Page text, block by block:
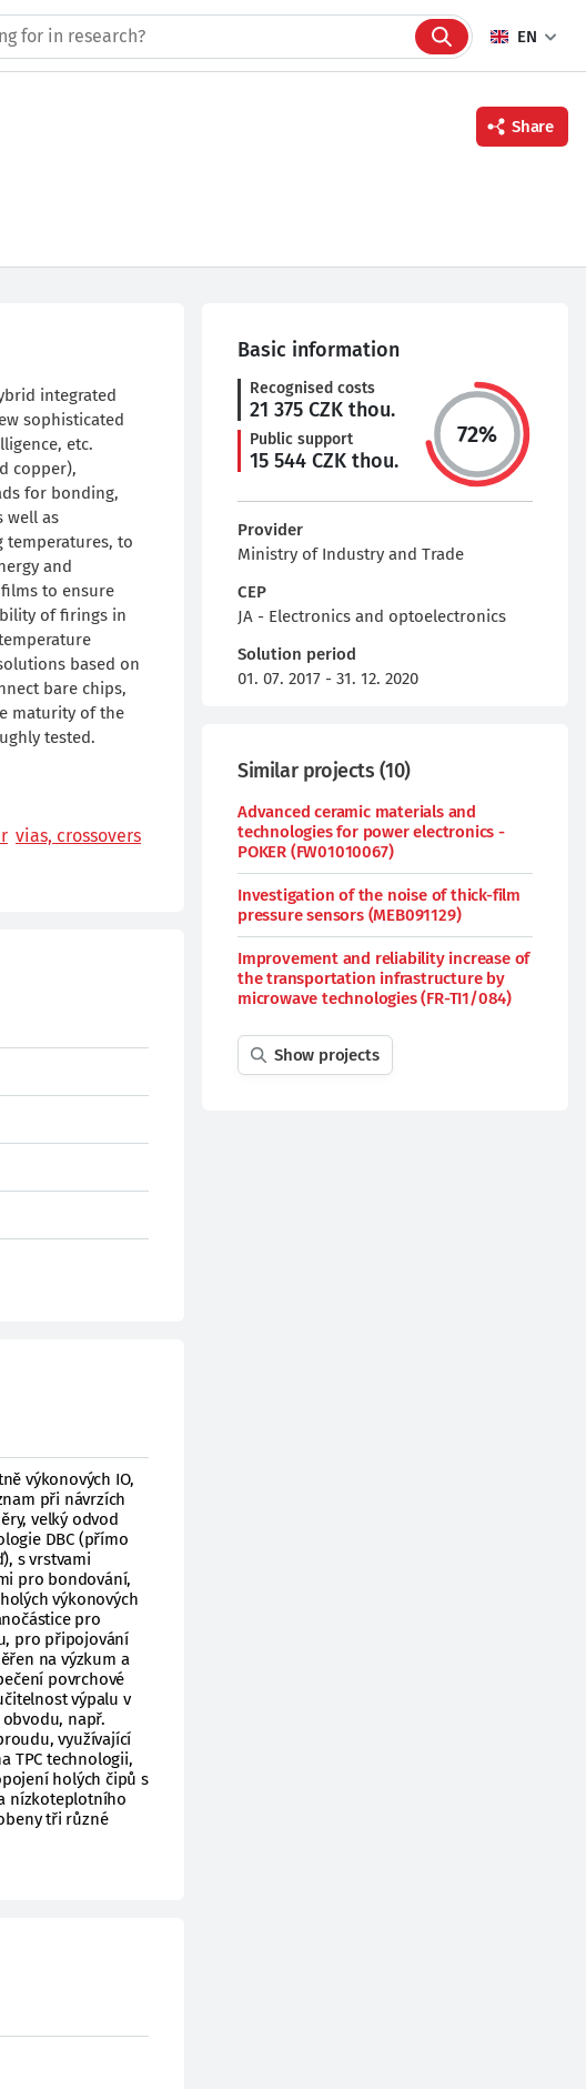
EN
Twitter
Share
integrated
sophisticated
etc.
copper),
for bonding,
well as
temperatures, to
and
to ensure
of firings in
based on
bare chips,
maturity of the
tested.
vias, crossovers
výkonových IO,
při návrzích
velký odvod
DBC (přímo
s vrstvami
pro bondování,
výkonových
pro
pro připojování
na výzkum a
povrchové
výpalu v
např.
využívající
TPC technologii,
holých čipů s
nízkoteplotního
tři různé
Basic information
Recognised costs
21 375 CZK thou.
Public support
15 544 CZK thou.
72%
Provider
Ministry of Industry and Trade
CEP
JA - Electronics and optoelectronics
Solution period
01. 07. 2017 - 31. 12. 2020
Similar projects (10)
Advanced ceramic materials and
technologies for power electronics -
POKER (FW01010067)
Investigation of the noise of thick-film
pressure sensors (MEB091129)
Improvement and reliability increase of
the transportation infrastructure by
microwave technologies (FR-TI1/084)
Show projects